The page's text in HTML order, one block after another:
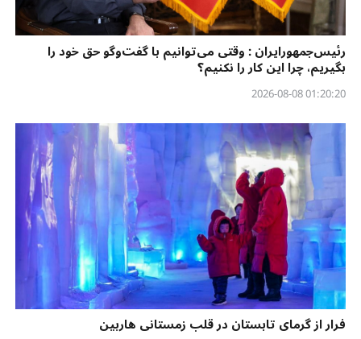
رئیس‌جمهورایران : وقتی می‌توانیم با گفت‌وگو حق خود را
بگیریم، چرا این کار را نکنیم؟
01:20:20 2026-08-08
فرار از گرمای تابستان در قلب زمستانی هاربین